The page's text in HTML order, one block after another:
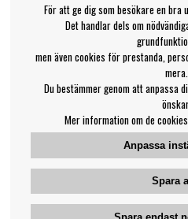
För att ge dig som besökare en bra
Det handlar dels om
men även cookies för prestanda,
mera.
Du bestämmer genom att anpassa
Mer information om de
Anpassa
Spara